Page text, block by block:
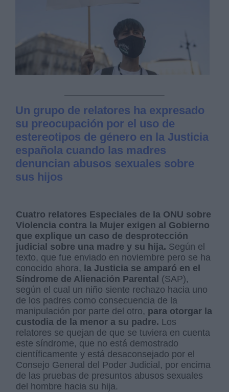
Un grupo de relatores ha expresado
su preocupación por el uso de
estereotipos de género en la Justicia
española cuando las madres
denuncian abusos sexuales sobre
sus hijos
Cuatro relatores Especiales de la ONU sobre
Violencia contra la Mujer exigen al Gobierno
que explique un caso de desprotección
judicial sobre una madre y su hija. Según el
texto, que fue enviado en noviembre pero se ha
conocido ahora, la Justicia se amparó en el
Síndrome de Alienación Parental (SAP),
según el cual un niño siente rechazo hacia uno
de los padres como consecuencia de la
manipulación por parte del otro, para otorgar la
custodia de la menor a su padre. Los
relatores se quejan de que se tuviera en cuenta
este síndrome, que no está demostrado
científicamente y está desaconsejado por el
Consejo General del Poder Judicial, por encima
de las pruebas de presuntos abusos sexuales
del hombre hacia su hija.